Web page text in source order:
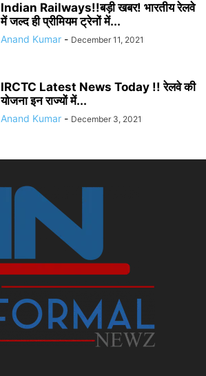
Indian Railways!!बड़ी खबर! भारतीय रेलवे
में जल्द ही प्रीमियम ट्रेनों में...
Anand Kumar - December 11, 2021
IRCTC Latest News Today !! रेलवे की
योजना इन राज्यों में...
Anand Kumar - December 3, 2021